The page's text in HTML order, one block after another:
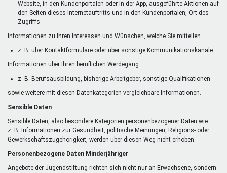
Website, in den Kundenportalen oder in der App, ausgeführte Aktionen auf
den Seiten dieses Internetauftritts und in den Kundenportalen, Ort des
Zugriffs
Informationen zu Ihren Interessen und Wünschen, welche Sie mitteilen
z. B. über Kontaktformulare oder über sonstige Kommunikationskanäle
Informationen über Ihren beruflichen Werdegang
z. B. Berufsausbildung, bisherige Arbeitgeber, sonstige Qualifikationen
sowie weitere mit diesen Datenkategorien vergleichbare Informationen.
Sensible Daten
Sensible Daten, also besondere Kategorien personenbezogener Daten wie
z. B. Informationen zur Gesundheit, politische Meinungen, Religions- oder
Gewerkschaftszugehörigkeit, werden über diesen Weg nicht erhoben.
Personenbezogene Daten Minderjähriger
Angebote der Jugendstiftung richten sich nicht nur an Erwachsene, sondern